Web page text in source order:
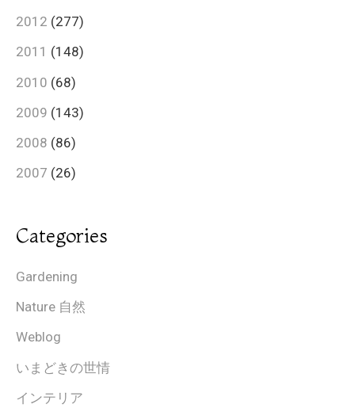
2012 (277)
2011 (148)
2010 (68)
2009 (143)
2008 (86)
2007 (26)
Categories
Gardening
Nature 自然
Weblog
いまどきの世情
インテリア